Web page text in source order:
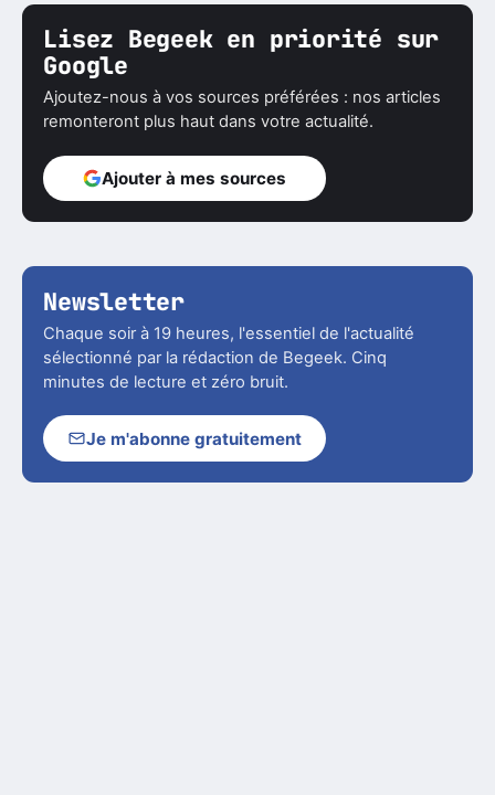
Lisez Begeek en priorité sur
Google
Ajoutez-nous à vos sources préférées : nos articles
remonteront plus haut dans votre actualité.
Ajouter à mes sources
Newsletter
Chaque soir à 19 heures, l'essentiel de l'actualité
sélectionné par la rédaction de Begeek. Cinq
minutes de lecture et zéro bruit.
Je m'abonne gratuitement